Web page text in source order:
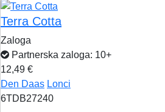
Terra Cotta
Zaloga
Partnerska zaloga: 10+
12,49 €
Den Daas Lonci
6TDB27240